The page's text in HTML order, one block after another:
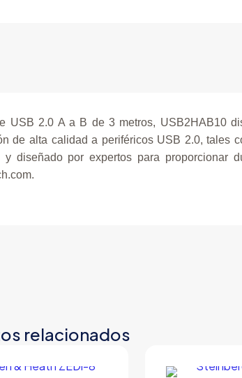
USB 2.0 A a B de 3 metros, USB2HAB10
de alta calidad a periféricos USB 2.0, tales
y diseñado por expertos para
relacionados